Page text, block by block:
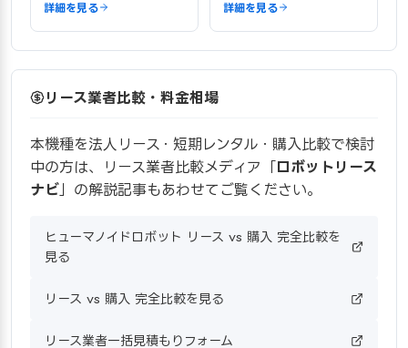
詳細を見る 詳細を見る
リース業者比較・料金相場
本機種を法人リース・短期レンタル・購入比較で検討
中の方は、リース業者比較メディア「ロボットリース
ナビ 」の解説記事もあわせてご覧ください。
ヒューマノイドロボット リース vs 購入 完全比較を
見る
リース vs 購入 完全比較を見る
リース業者一括見積もりフォーム